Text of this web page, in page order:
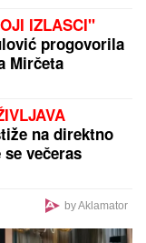
verenice
by Aklamator